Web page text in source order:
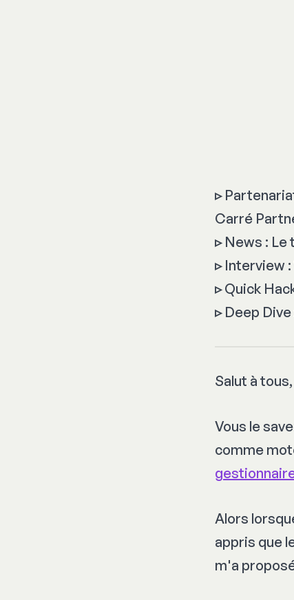
▹
Carré
▹News : Le
▹Interview :
▹Quick
▹Deep
Salut à tous,
Vous le
comme
Alors
appris que
m'a